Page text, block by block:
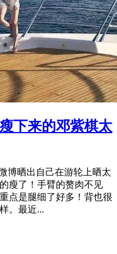
下来的邓紫棋太
博晒出自己在游轮上晒太
瘦了！手臂的赘肉不见
点是腿细了好多！背也很
。最近...